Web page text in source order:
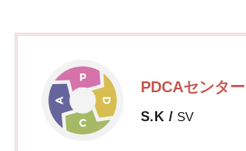
PDCAセンター
S.K / SV